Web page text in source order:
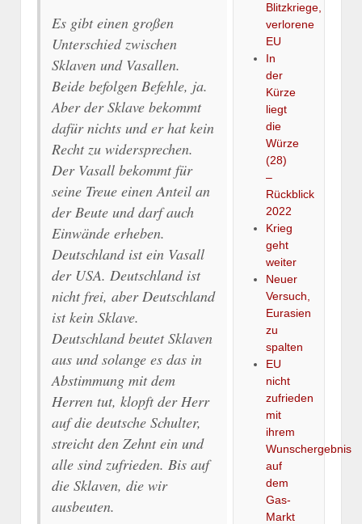
Es gibt einen großen
Unterschied zwischen
Sklaven und Vasallen.
Beide befolgen Befehle, ja.
Aber der Sklave bekommt
dafür nichts und er hat kein
Recht zu widersprechen.
Der Vasall bekommt für
seine Treue einen Anteil an
der Beute und darf auch
Einwände erheben.
Deutschland ist ein Vasall
der USA. Deutschland ist
nicht frei, aber Deutschland
ist kein Sklave.
Deutschland beutet Sklaven
aus und solange es das in
Abstimmung mit dem
Herren tut, klopft der Herr
auf die deutsche Schulter,
streicht den Zehnt ein und
alle sind zufrieden. Bis auf
die Sklaven, die wir
ausbeuten.
Blitzkriege,
verlorene
EU
In
der
Kürze
liegt
die
Würze
(28)
–
Rückblick
2022
Krieg
geht
weiter
Neuer
Versuch,
Eurasien
zu
spalten
EU
nicht
zufrieden
mit
ihrem
Wunschergebnis
auf
dem
Gas-
Markt